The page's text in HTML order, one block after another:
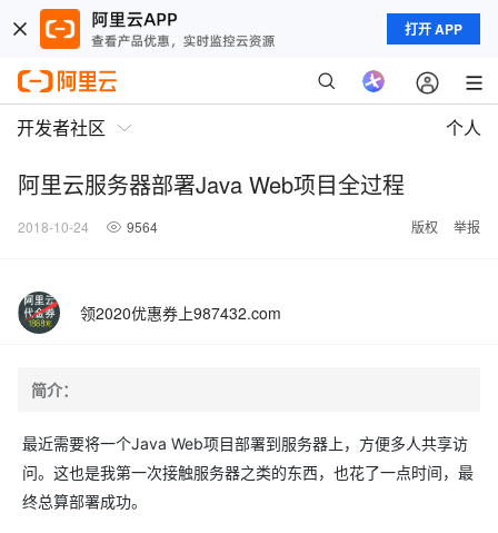
打开 APP
开发者社区 个人
阿里云服务器部署Java Web项目全过程
2018-10-24 9564 版权 举报
领2020优惠券上987432.com
简介：
最近需要将一个Java Web项目部署到服务器上，方便多人共享访
问。这也是我第一次接触服务器之类的东西，也花了一点时间，最
终总算部署成功。